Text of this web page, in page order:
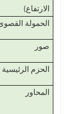
الارتفاع)
الحمولة
صور
الحزم الرئيسية
المحاور